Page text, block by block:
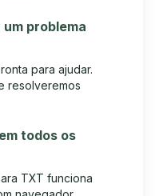
problema
para ajudar.
resolveremos
todos os
TXT funciona